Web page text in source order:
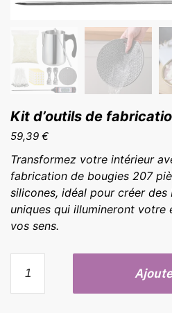
Kit d’outils de
59,39 €
Transformez votre intérieur
fabrication de bougies 207
silicones, idéal pour créer des
uniques qui illumineront votre
vos sens.
Kit